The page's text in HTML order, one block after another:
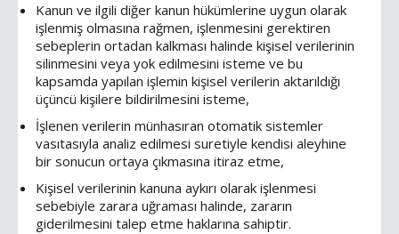
Kanun ve ilgili diğer kanun hükümlerine uygun olarak
işlenmiş olmasına rağmen, işlenmesini gerektiren
sebeplerin ortadan kalkması halinde kişisel verilerinin
silinmesini veya yok edilmesini isteme ve bu
kapsamda yapılan işlemin kişisel verilerin aktarıldığı
üçüncü kişilere bildirilmesini isteme,
İşlenen verilerin münhasıran otomatik sistemler
vasıtasıyla analiz edilmesi suretiyle kendisi aleyhine
bir sonucun ortaya çıkmasına itiraz etme,
Kişisel verilerinin kanuna aykırı olarak işlenmesi
sebebiyle zarara uğraması halinde, zararın
giderilmesini talep etme haklarına sahiptir.